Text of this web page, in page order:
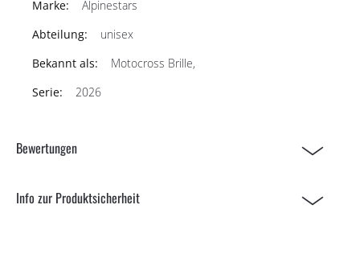
Alpinestars
unisex
Motocross Brille,
2026
Bewertungen
Info zur Produktsicherheit